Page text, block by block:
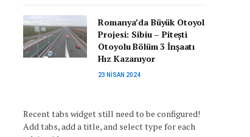
Romanya’da Büyük Otoyol
Projesi: Sibiu – Pitești
Otoyolu Bölüm 3 İnşaatı
Hız Kazanıyor
23 NISAN 2024
Recent tabs widget still need to be configured!
Add tabs, add a title, and select type for each